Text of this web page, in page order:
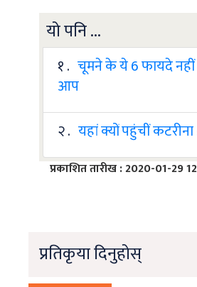
यो पनि ...
१ . चूमने के ये 6 फायदे नहीं
आप
२ . यहां क्यों पहुंचीं कटरीना
प्रकाशित तारीख : 2020-01-29
प्रतिकृया दिनुहोस्